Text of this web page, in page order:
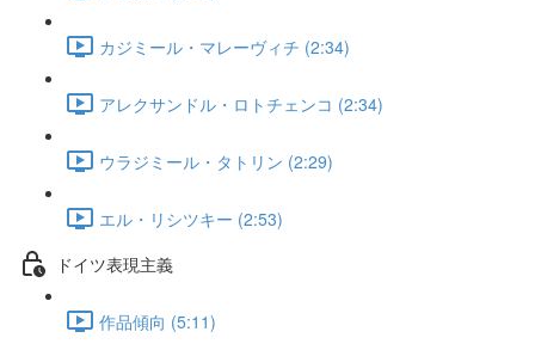
カジミール・マレーヴィチ (2:34)
アレクサンドル・ロトチェンコ (2:34)
ウラジミール・タトリン (2:29)
エル・リシツキー (2:53)
ドイツ表現主義
作品傾向 (5:11)